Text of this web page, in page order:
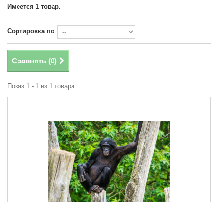
Имеется 1 товар.
Сортировка по
Сравнить (0)
Показ 1 - 1 из 1 товара